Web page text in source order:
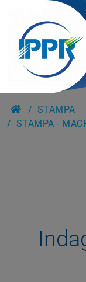
STAMPA
STAMPA -